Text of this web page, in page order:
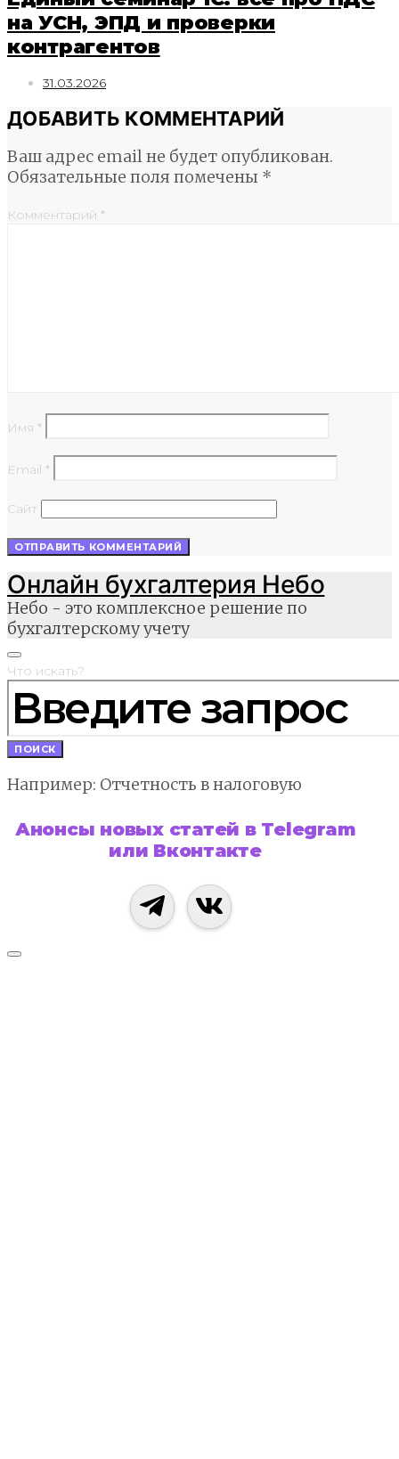
на УСН, ЭПД и проверки
контрагентов
31.03.2026
ДОБАВИТЬ КОММЕНТАРИЙ
Ваш адрес email не будет опубликован.
Обязательные поля помечены *
Комментарий *
Имя *
Email *
Сайт
Онлайн бухгалтерия Небо
Небо - это комплексное решение по
бухгалтерскому учету
Что искать?
ПОИСК
Например: Отчетность в налоговую
Анонсы новых статей в Telegram
или Вконтакте